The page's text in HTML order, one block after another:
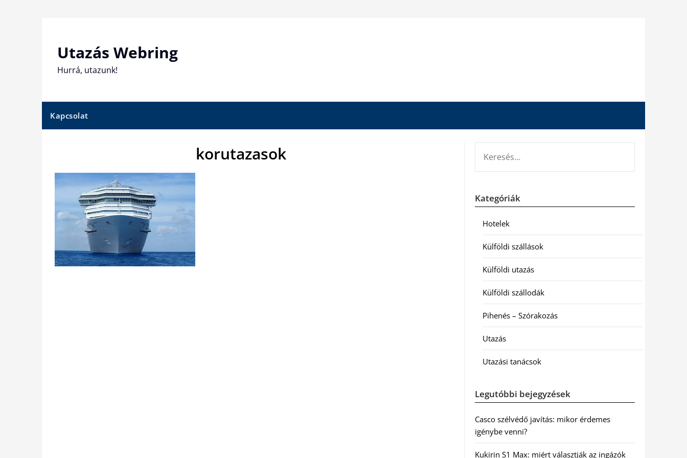
Utazás Webring
Hurrá, utazunk!
Kapcsolat
korutazasok
Kategóriák
Hotelek
Külföldi szállások
Külföldi utazás
Külföldi szállodák
Pihenés – Szórakozás
Utazás
Utazási tanácsok
Legutóbbi bejegyzések
Casco szélvédő javítás: mikor érdemes
igénybe venni?
Kukirin S1 Max: miért választják az ingázók